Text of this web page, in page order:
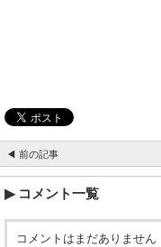
◀ 前の記事
コメント一覧
コメントはまだありません